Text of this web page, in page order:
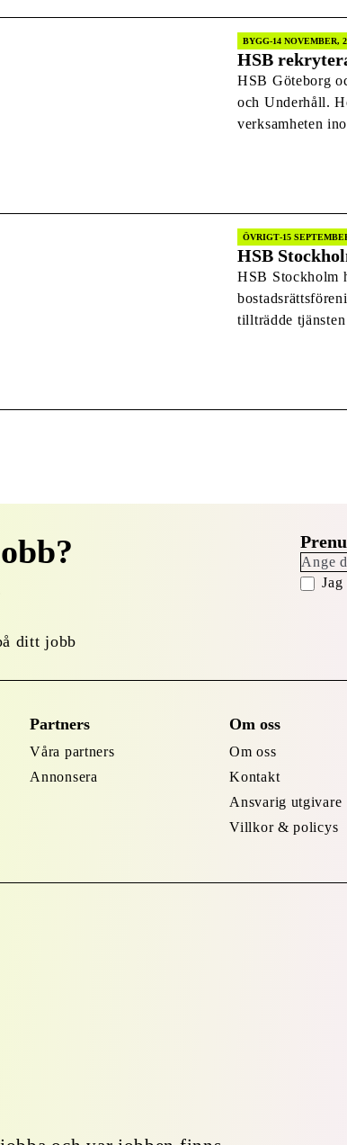
BYGG 14 NOVEMBER,
HSB
HSB Göteborg
och Underhåll.
verksamheten
ÖVRIGT 15
HSB
HSB Stockholm
tillträdde
ditt jobb
Partners
Våra partners
Annonsera
Om oss
Om oss
Kontakt
Ansvarig utgivare
Villkor & policys